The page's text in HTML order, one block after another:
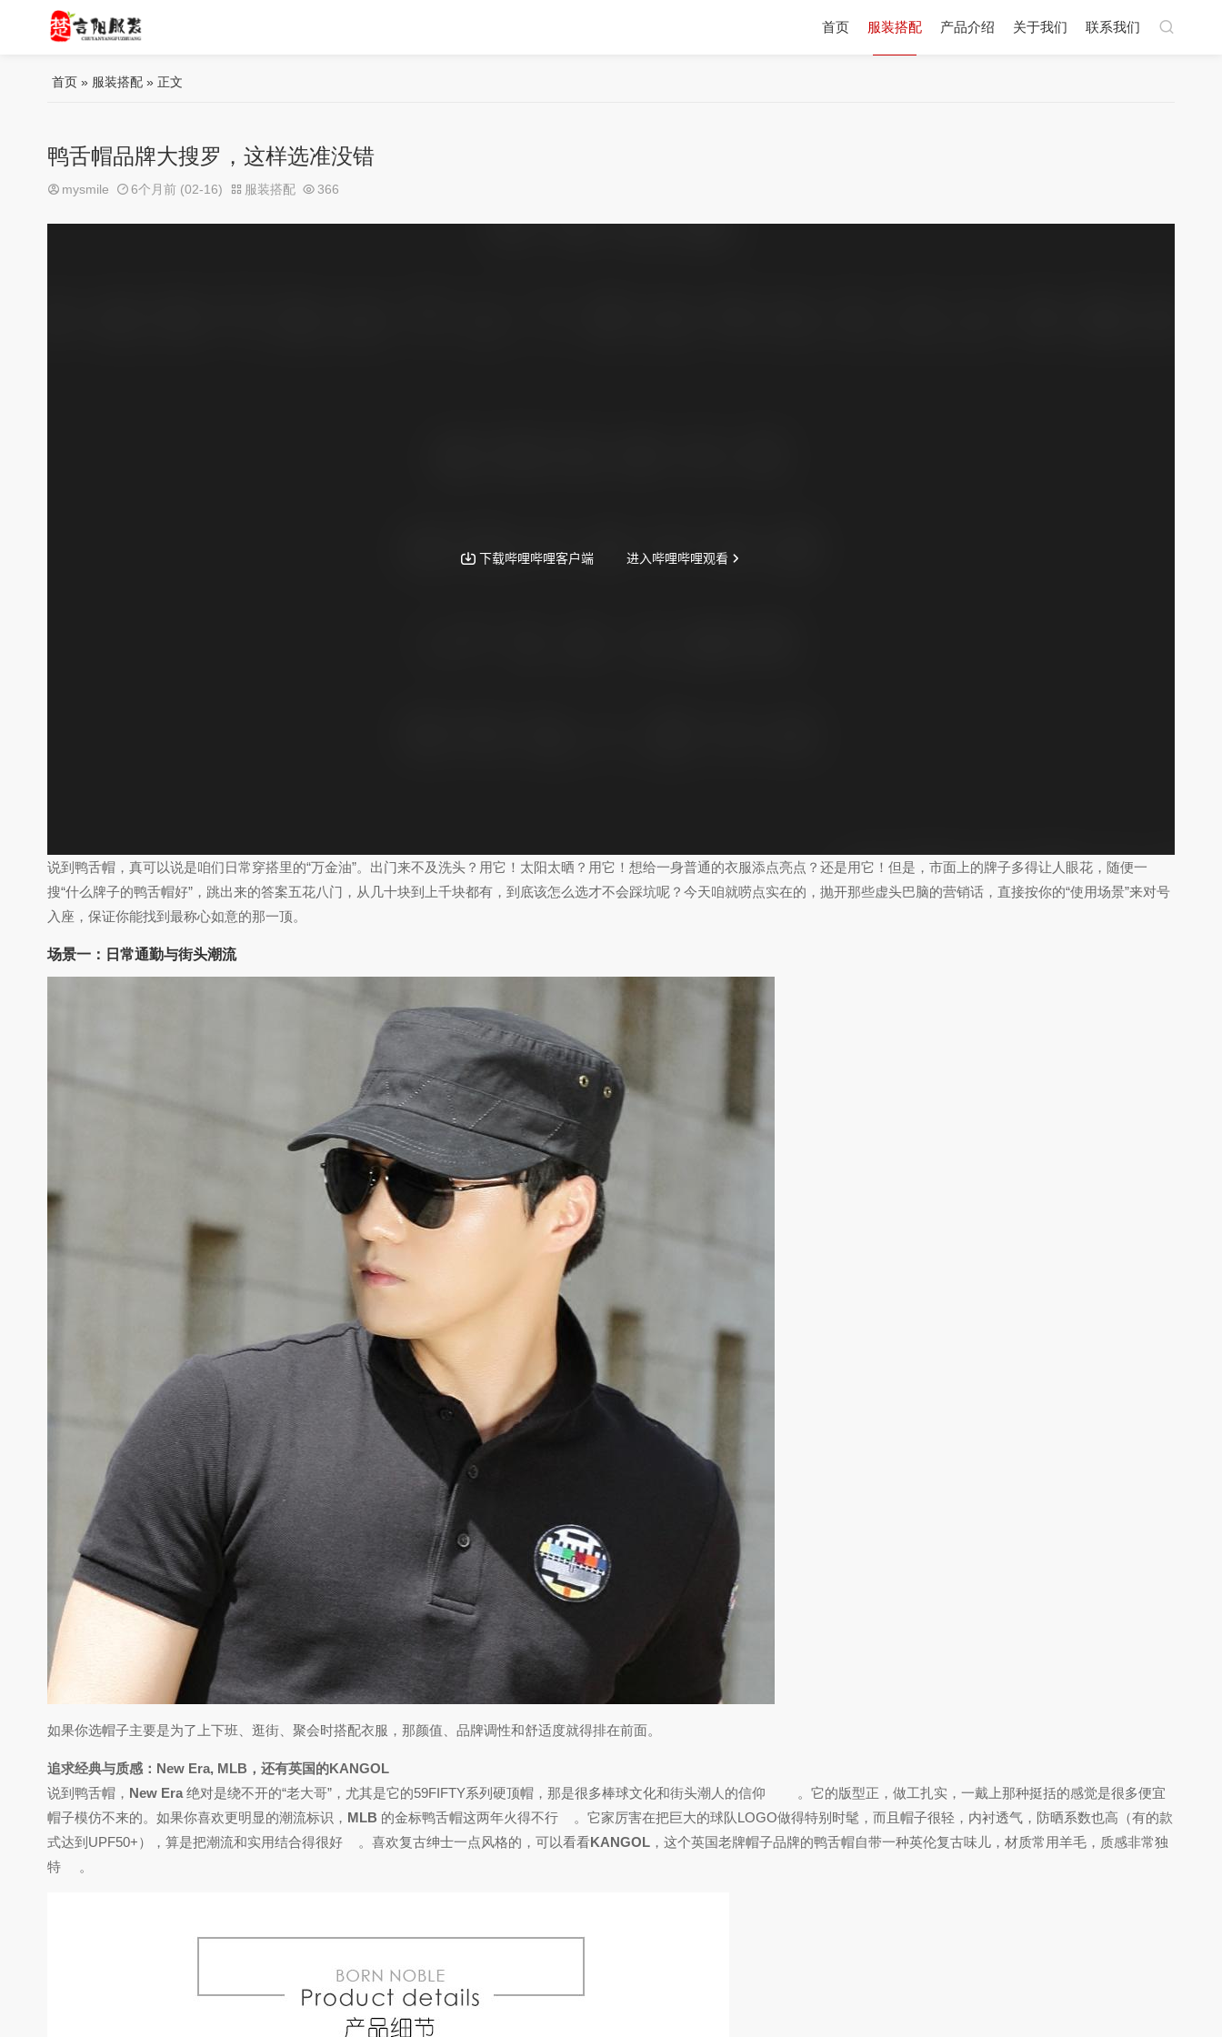
首页 服装搭配 产品介绍 关于我们 联系我们
首页 » 服装搭配 » 正文
鸭舌帽品牌大搜罗，这样选准没错
mysmile 6个月前 (02-16) 服装搭配 366
说到鸭舌帽，真可以说是咱们日常穿搭里的“万金油”。出门来不及洗头？用它！太阳太晒？用它！想给一身普通的衣服添点亮点？还是用它！但是，市面上的牌子多得让人眼花，随便一
搜“什么牌子的鸭舌帽好”，跳出来的答案五花八门，从几十块到上千块都有，到底该怎么选才不会踩坑呢？今天咱就唠点实在的，抛开那些虚头巴脑的营销话，直接按你的“使用场景”来对号
入座，保证你能找到最称心如意的那一顶。
场景一：日常通勤与街头潮流
如果你选帽子主要是为了上下班、逛街、聚会时搭配衣服，那颜值、品牌调性和舒适度就得排在前面。
追求经典与质感：New Era, MLB，还有英国的KANGOL
说到鸭舌帽， New Era 绝对是绕不开的“老大哥”，尤其是它的59FIFTY系列硬顶帽，那是很多棒球文化和街头潮人的信仰
。它的版型正，做工扎实，一戴上那种挺括的感觉是很多便宜
帽子模仿不来的。如果你喜欢更明显的潮流标识， MLB 的金标鸭舌帽这两年火得不行
。它家厉害在把巨大的球队LOGO做得特别时髦，而且帽子很轻，内衬透气，防晒系数也高（有的款
式达到UPF50+），算是把潮流和实用结合得很好
。喜欢复古绅士一点风格的，可以看看KANGOL ，这个英国老牌帽子品牌的鸭舌帽自带一种英伦复古味儿，材质常用羊毛，质感非常独
特
。